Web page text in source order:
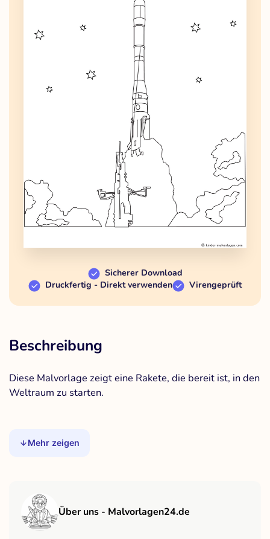
Sicherer Download
Druckfertig - Direkt verwenden
Virengeprüft
Beschreibung
Diese Malvorlage zeigt eine Rakete, die bereit ist, in den
Weltraum zu starten.
Mehr zeigen
Über uns - Malvorlagen24.de